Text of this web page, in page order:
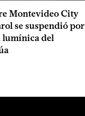
Montevideo City
se suspendió por
lumínica del